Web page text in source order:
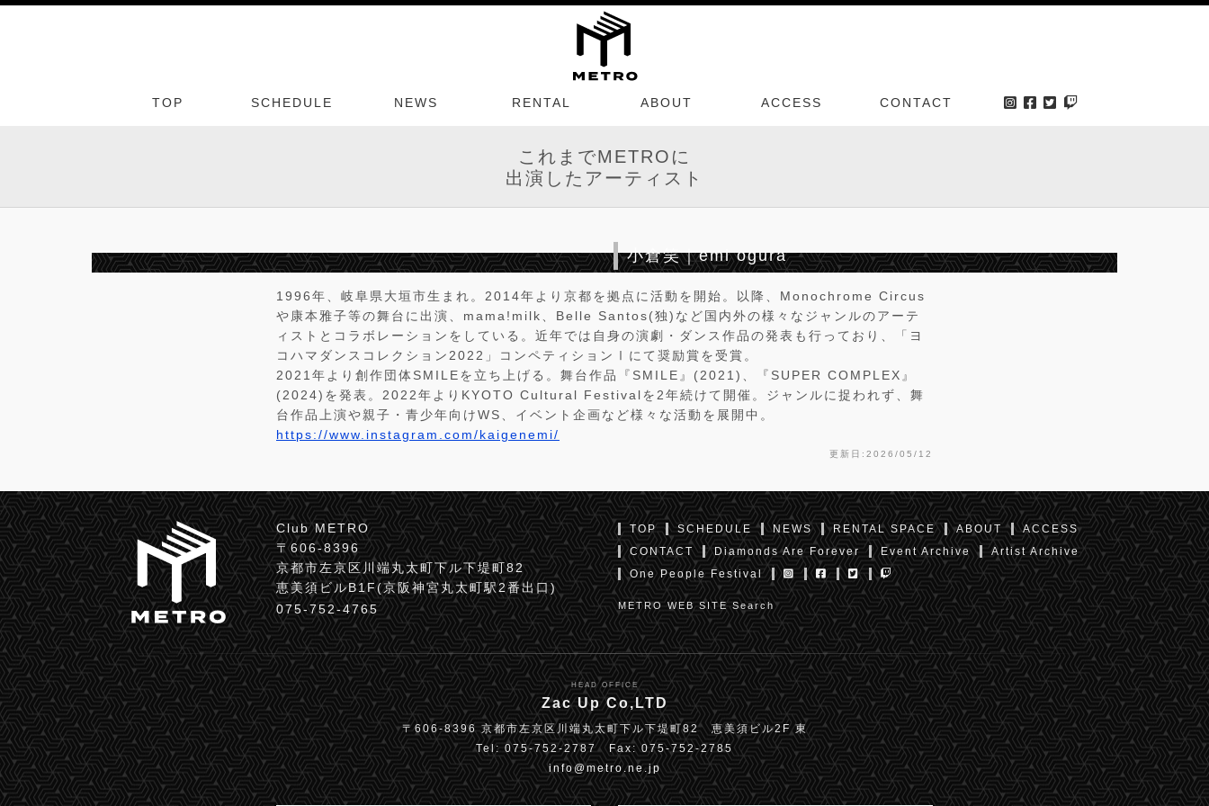
TOP SCHEDULE NEWS RENTAL ABOUT ACCESS CONTACT
これまでMETROに
出演したアーティスト
小倉笑｜emi ogura
1996年、岐阜県大垣市生まれ。2014年より京都を拠点に活動を開始。以降、Monochrome Circus
や康本雅子等の舞台に出演、mama!milk、Belle Santos(独)など国内外の様々なジャンルのアーテ
ィストとコラボレーションをしている。近年では自身の演劇・ダンス作品の発表も行っており、「ヨ
コハマダンスコレクション2022」コンペティションⅠにて奨励賞を受賞。
2021年より創作団体SMILEを立ち上げる。舞台作品『SMILE』(2021)、『SUPER COMPLEX』
(2024)を発表。2022年よりKYOTO Cultural Festivalを2年続けて開催。ジャンルに捉われず、舞
台作品上演や親子・青少年向けWS、イベント企画など様々な活動を展開中。
https://www.instagram.com/kaigenemi/
更新日:2026/05/12
Club METRO
〒606-8396
京都市左京区川端丸太町下ル下堤町82
恵美須ビルB1F(京阪神宮丸太町駅2番出口)
075-752-4765
TOP SCHEDULE NEWS RENTAL SPACE ABOUT
ACCESS
CONTACT
Diamonds Are Forever Event Archive
Artist Archive
One People Festival
METRO WEB SITE Search
HEAD OFFICE
Zac Up Co,LTD
〒606-8396 京都市左京区川端丸太町下ル下堤町82 恵美須ビル2F 東
Tel: 075-752-2787 Fax: 075-752-2785
info@metro.ne.jp